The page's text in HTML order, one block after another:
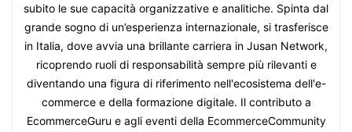
subito le sue capacità organizzative e analitiche. Spinta dal
grande sogno di un’esperienza internazionale, si trasferisce
in Italia, dove avvia una brillante carriera in Jusan Network,
ricoprendo ruoli di responsabilità sempre più rilevanti e
diventando una figura di riferimento nell'ecosistema dell'e-
commerce e della formazione digitale. Il contributo a
EcommerceGuru e agli eventi della EcommerceCommunity